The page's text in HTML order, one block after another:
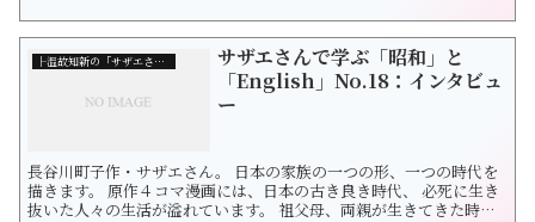
画を通じて和洋を探求します。 日本の「昭和」と「英語表現」を学
びましょう。 今回は「人物考査」です。 サザエさん、なんと会社勤
めを始めました... ├温故知新の「サザエさん」
サザエさんで学ぶ「昭和」と
「English」No.18：インタビュ
ー
長谷川町子作・サザエさん。 日本の家族の一つの形、一つの時代を
描きます。 原作４コマ漫画には、日本の古き良き時代、 必死に生き
抜いた人々の生活が溢れています。 祖父母、両親が生きてきた時代